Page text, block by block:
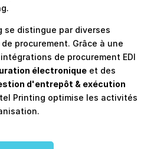
se distingue par diverses
procurement. Grâce à une
intégrations de procurement EDI
électronique et des
d'entrepôt & exécution
Printing optimise les activités